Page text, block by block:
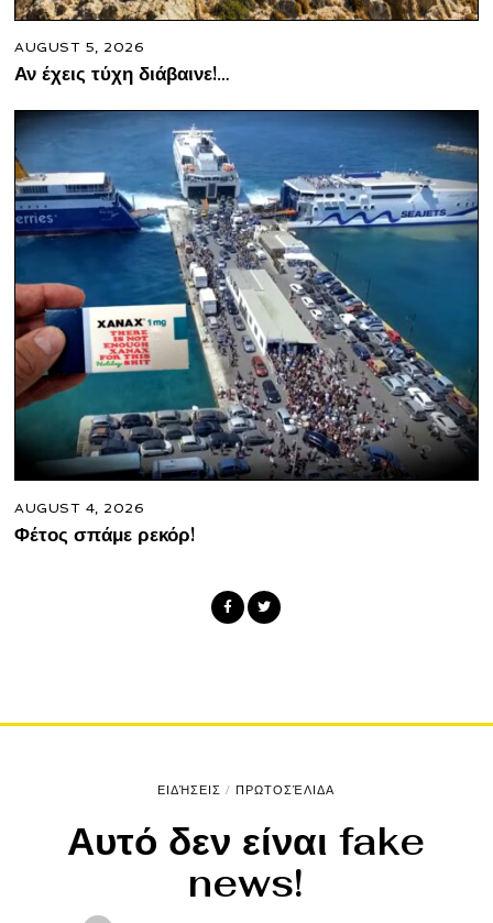
AUGUST 5, 2026
Αν έχεις τύχη διάβαινε!…
AUGUST 4, 2026
Φέτος σπάμε ρεκόρ!
ΕΙΔΉΣΕΙΣ / ΠΡΩΤΟΣΈΛΙΔΑ
Αυτό δεν είναι fake
news!